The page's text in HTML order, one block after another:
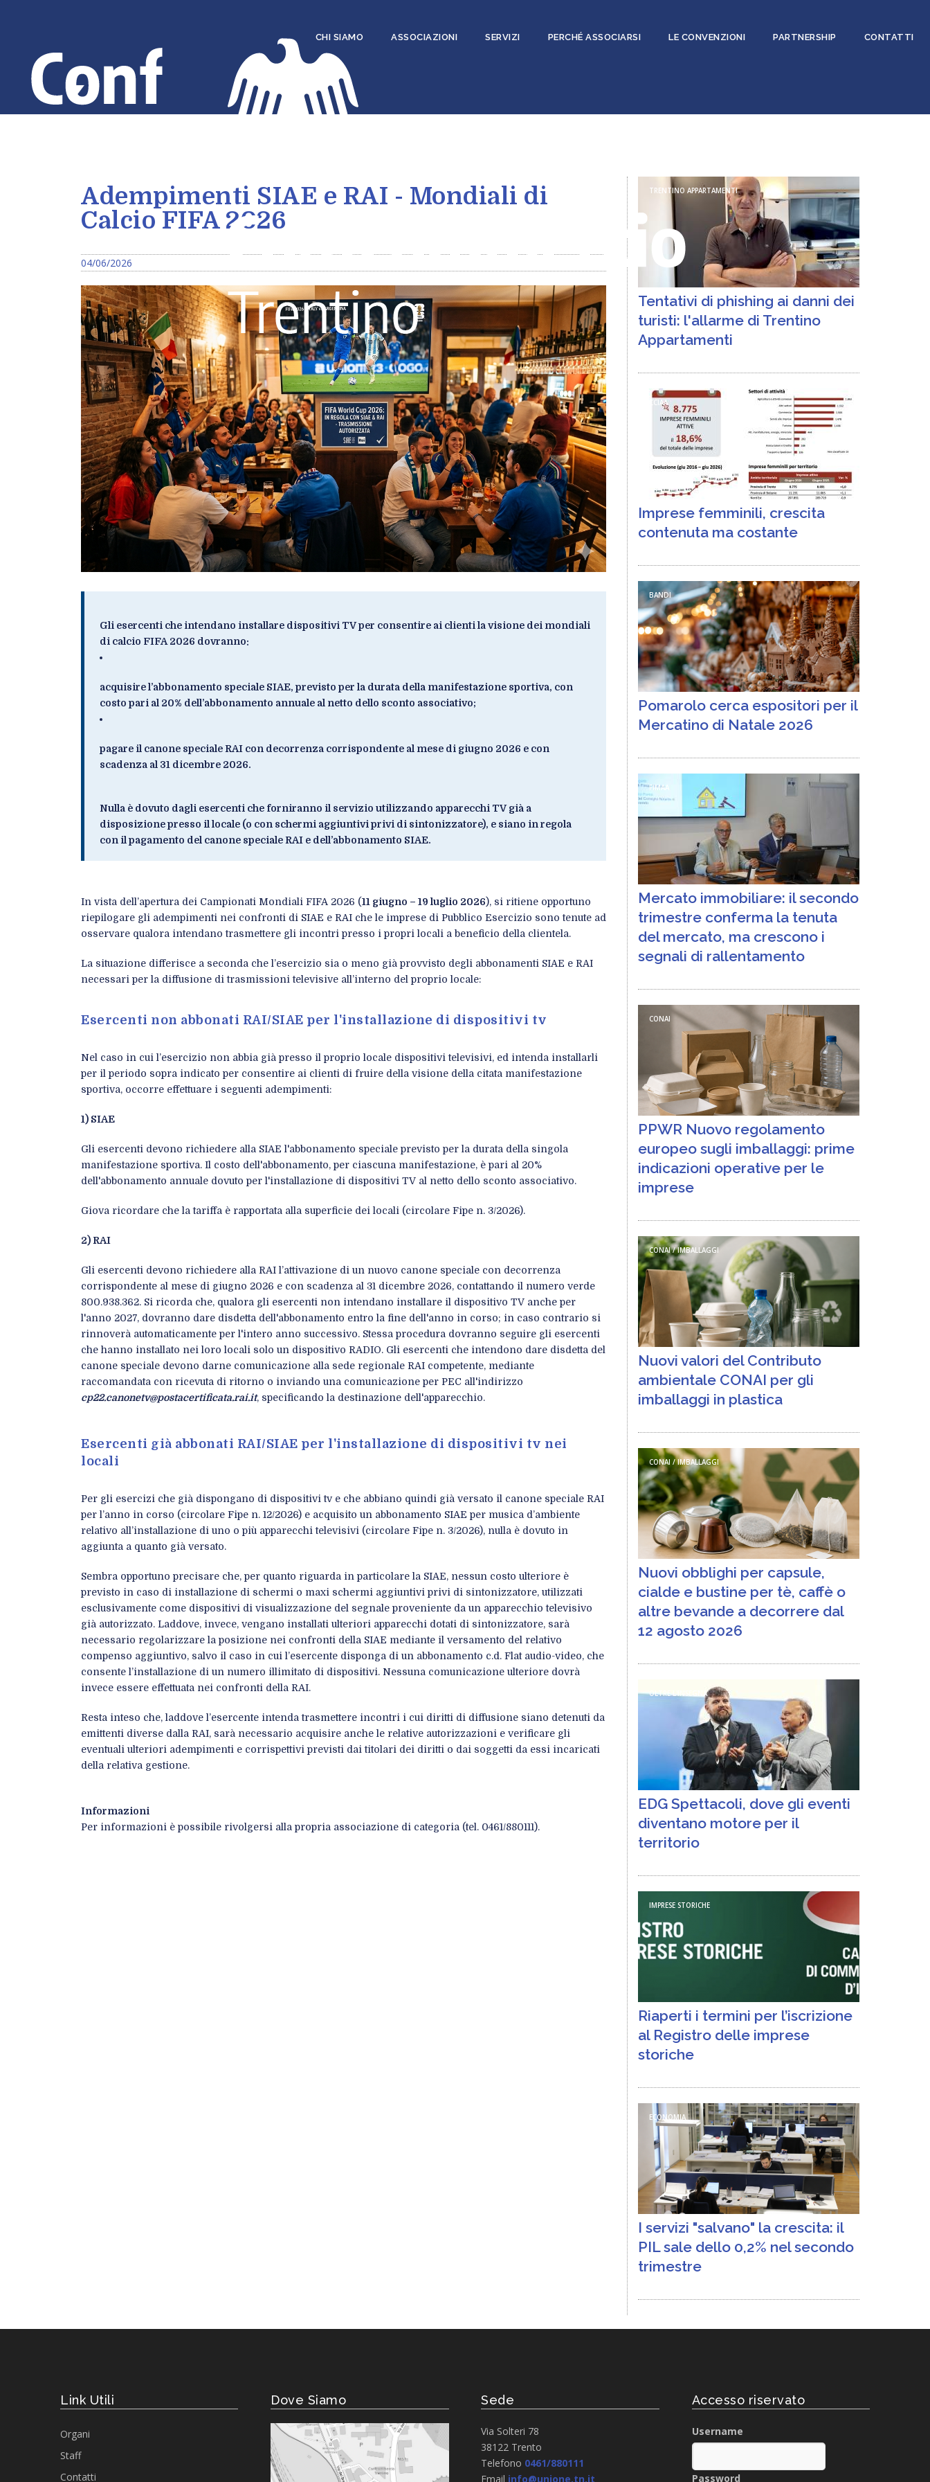
principale
CHI SIAMO ASSOCIAZIONI SERVIZI PERCHÉ ASSOCIARSI LE CONVENZIONI PARTNERSHIP CONTATTI
Adempimenti SIAE e RAI - Mondiali di
Calcio FIFA 2026
04/06/2026
Gli esercenti che intendano installare dispositivi TV per consentire ai clienti la visione dei mondiali
di calcio FIFA 2026 dovranno:
acquisire l’abbonamento speciale SIAE, previsto per la durata della manifestazione sportiva, con
costo pari al 20% dell’abbonamento annuale al netto dello sconto associativo;
pagare il canone speciale RAI con decorrenza corrispondente al mese di giugno 2026 e con
scadenza al 31 dicembre 2026.
Nulla è dovuto dagli esercenti che forniranno il servizio utilizzando apparecchi TV già a
disposizione presso il locale (o con schermi aggiuntivi privi di sintonizzatore), e siano in regola
con il pagamento del canone speciale RAI e dell’abbonamento SIAE.
In vista dell’apertura dei Campionati Mondiali FIFA 2026 (11 giugno – 19 luglio 2026), si ritiene opportuno
riepilogare gli adempimenti nei confronti di SIAE e RAI che le imprese di Pubblico Esercizio sono tenute ad
osservare qualora intendano trasmettere gli incontri presso i propri locali a beneficio della clientela.
La situazione differisce a seconda che l’esercizio sia o meno già provvisto degli abbonamenti SIAE e RAI
necessari per la diffusione di trasmissioni televisive all’interno del proprio locale:
Esercenti non abbonati RAI/SIAE per l'installazione di dispositivi tv
Nel caso in cui l’esercizio non abbia già presso il proprio locale dispositivi televisivi, ed intenda installarli
per il periodo sopra indicato per consentire ai clienti di fruire della visione della citata manifestazione
sportiva, occorre effettuare i seguenti adempimenti:
1) SIAE
Gli esercenti devono richiedere alla SIAE l'abbonamento speciale previsto per la durata della singola
manifestazione sportiva. Il costo dell'abbonamento, per ciascuna manifestazione, è pari al 20%
dell'abbonamento annuale dovuto per l'installazione di dispositivi TV al netto dello sconto associativo.
Giova ricordare che la tariffa è rapportata alla superficie dei locali (circolare Fipe n. 3/2026).
2) RAI
Gli esercenti devono richiedere alla RAI l’attivazione di un nuovo canone speciale con decorrenza
corrispondente al mese di giugno 2026 e con scadenza al 31 dicembre 2026, contattando il numero verde
800.938.362. Si ricorda che, qualora gli esercenti non intendano installare il dispositivo TV anche per
l'anno 2027, dovranno dare disdetta dell'abbonamento entro la fine dell'anno in corso; in caso contrario si
rinnoverà automaticamente per l'intero anno successivo. Stessa procedura dovranno seguire gli esercenti
che hanno installato nei loro locali solo un dispositivo RADIO. Gli esercenti che intendono dare disdetta del
canone speciale devono darne comunicazione alla sede regionale RAI competente, mediante
raccomandata con ricevuta di ritorno o inviando una comunicazione per PEC all'indirizzo
cp22.canonetv@postacertificata.rai.it, specificando la destinazione dell'apparecchio.
Esercenti già abbonati RAI/SIAE per l'installazione di dispositivi tv nei
locali
Per gli esercizi che già dispongano di dispositivi tv e che abbiano quindi già versato il canone speciale RAI
per l’anno in corso (circolare Fipe n. 12/2026) e acquisito un abbonamento SIAE per musica d’ambiente
relativo all’installazione di uno o più apparecchi televisivi (circolare Fipe n. 3/2026), nulla è dovuto in
aggiunta a quanto già versato.
Sembra opportuno precisare che, per quanto riguarda in particolare la SIAE, nessun costo ulteriore è
previsto in caso di installazione di schermi o maxi schermi aggiuntivi privi di sintonizzatore, utilizzati
esclusivamente come dispositivi di visualizzazione del segnale proveniente da un apparecchio televisivo
già autorizzato. Laddove, invece, vengano installati ulteriori apparecchi dotati di sintonizzatore, sarà
necessario regolarizzare la posizione nei confronti della SIAE mediante il versamento del relativo
compenso aggiuntivo, salvo il caso in cui l’esercente disponga di un abbonamento c.d. Flat audio-video, che
consente l’installazione di un numero illimitato di dispositivi. Nessuna comunicazione ulteriore dovrà
invece essere effettuata nei confronti della RAI.
Resta inteso che, laddove l’esercente intenda trasmettere incontri i cui diritti di diffusione siano detenuti da
emittenti diverse dalla RAI, sarà necessario acquisire anche le relative autorizzazioni e verificare gli
eventuali ulteriori adempimenti e corrispettivi previsti dai titolari dei diritti o dai soggetti da essi incaricati
della relativa gestione.
Informazioni
Per informazioni è possibile rivolgersi alla propria associazione di categoria (tel. 0461/880111).
TRENTINO APPARTAMENTI
Tentativi di phishing ai danni dei
turisti: l'allarme di Trentino
Appartamenti
CCIAA
Imprese femminili, crescita
contenuta ma costante
BANDI
Pomarolo cerca espositori per il
Mercatino di Natale 2026
FIMAA
Mercato immobiliare: il secondo
trimestre conferma la tenuta
del mercato, ma crescono i
segnali di rallentamento
CONAI
PPWR Nuovo regolamento
europeo sugli imballaggi: prime
indicazioni operative per le
imprese
CONAI / IMBALLAGGI
Nuovi valori del Contributo
ambientale CONAI per gli
imballaggi in plastica
CONAI / IMBALLAGGI
Nuovi obblighi per capsule,
cialde e bustine per tè, caffè o
altre bevande a decorrere dal
12 agosto 2026
OLTRE L'INSEGNA
EDG Spettacoli, dove gli eventi
diventano motore per il
territorio
IMPRESE STORICHE
Riaperti i termini per l’iscrizione
al Registro delle imprese
storiche
ECONOMIA
I servizi "salvano" la crescita: il
PIL sale dello 0,2% nel secondo
trimestre
Link Utili
Organi
Staff
Contatti
Dove Siamo Sede
Via Solteri 78
38122 Trento
Telefono 0461/880111
Email info@unione.tn.it
Accesso riservato
Username
Password